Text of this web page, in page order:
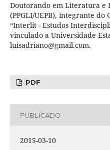
Doutorando em Literatura e
(PPGLI/UEPB), integrante do
“Interlit - Estudos
vinculado a Universidade
luisadriano@gmail.com.
PDF
PUBLICADO
2015-03-10